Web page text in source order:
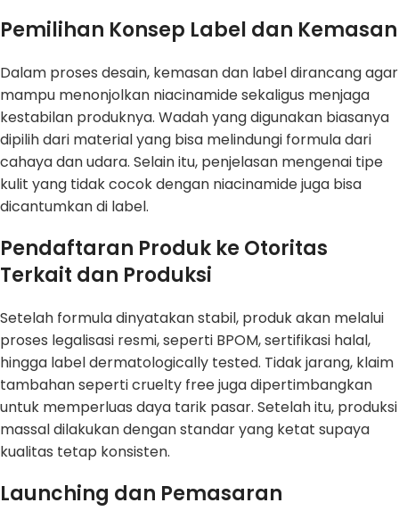
Pemilihan Konsep Label dan Kemasan
Dalam proses desain, kemasan dan label dirancang agar
mampu menonjolkan niacinamide sekaligus menjaga
kestabilan produknya. Wadah yang digunakan biasanya
dipilih dari material yang bisa melindungi formula dari
cahaya dan udara. Selain itu, penjelasan mengenai tipe
kulit yang tidak cocok dengan niacinamide juga bisa
dicantumkan di label.
Pendaftaran Produk ke Otoritas
Terkait dan Produksi
Setelah formula dinyatakan stabil, produk akan melalui
proses legalisasi resmi, seperti BPOM, sertifikasi halal,
hingga label dermatologically tested. Tidak jarang, klaim
tambahan seperti cruelty free juga dipertimbangkan
untuk memperluas daya tarik pasar. Setelah itu, produksi
massal dilakukan dengan standar yang ketat supaya
kualitas tetap konsisten.
Launching dan Pemasaran